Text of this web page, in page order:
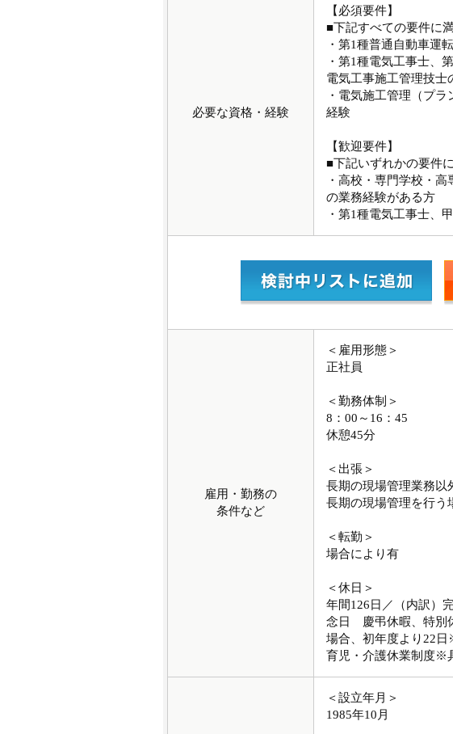
必要な資格・経験
【必須要件】
■下記すべての要件に
・第1種普通自動車運
・第1種電気工事士、
電気工事施工管理技
・電気施工管理（プ
経験
【歓迎要件】
■下記いずれかの要件
・高校・専門学校・
の業務経験がある方
・第1種電気工事士、
雇用・勤務の
条件など
＜雇用形態＞
正社員
＜勤務体制＞
8：00～16：45
休憩45分
＜出張＞
長期の現場管理業務以
長期の現場管理を行う
＜転勤＞
場合により有
＜休日＞
年間126日／（内訳）
念日 慶弔休暇、特別
場合、初年度より22日
育児・介護休業制度※
＜設立年月＞
1985年10月